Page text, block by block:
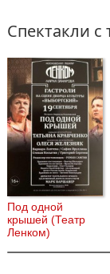
Спектакли
Под одной
крышей (Театр
Ленком)